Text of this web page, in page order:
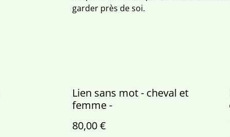
garder près de soi.
Lien sans mot - cheval et
femme -
80,00 €